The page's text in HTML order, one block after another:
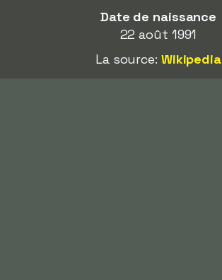
Date de naissance
22 août 1991
La source: Wikipedia